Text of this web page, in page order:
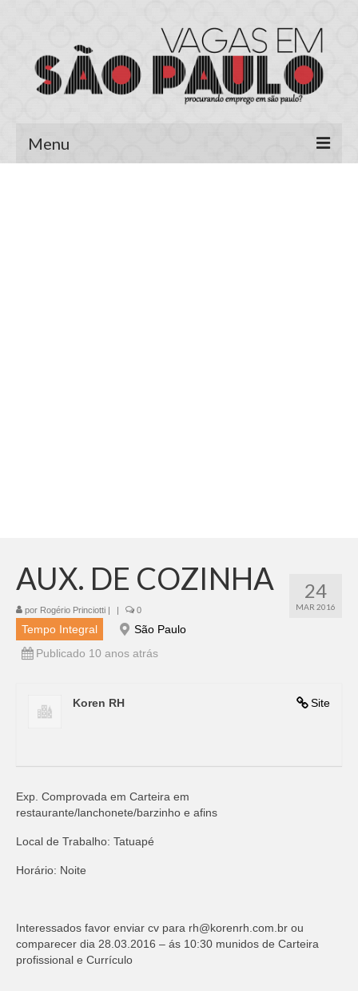
Menu
24
MAR 2016
AUX. DE COZINHA
por Rogério Princiotti | | 0
Tempo Integral
São Paulo
Publicado 10 anos atrás
Site
Koren RH
Exp. Comprovada em Carteira em
restaurante/lanchonete/barzinho e afins
Local de Trabalho: Tatuapé
Horário: Noite
Interessados favor enviar cv para rh@korenrh.com.br ou
comparecer dia 28.03.2016 – ás 10:30 munidos de Carteira
profissional e Currículo